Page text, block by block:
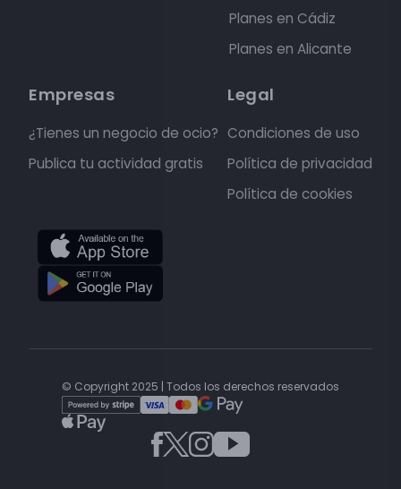
Planes en Cádiz
Planes en Alicante
Empresas
¿Tienes un negocio de ocio?
Publica tu actividad gratis
Legal
Condiciones de uso
Política de privacidad
Política de cookies
© Copyright 2025 | Todos los derechos reservados